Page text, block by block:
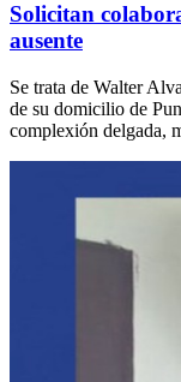
Solicitan
ausente
Se trata de Walter
de su domicilio de
complexión delgada,